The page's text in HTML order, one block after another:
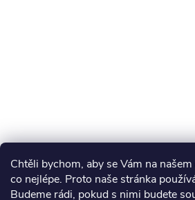
Chtěli bychom, aby se Vám na
co nejlépe. Proto naše stránka
Budeme rádi, pokud s nimi budete